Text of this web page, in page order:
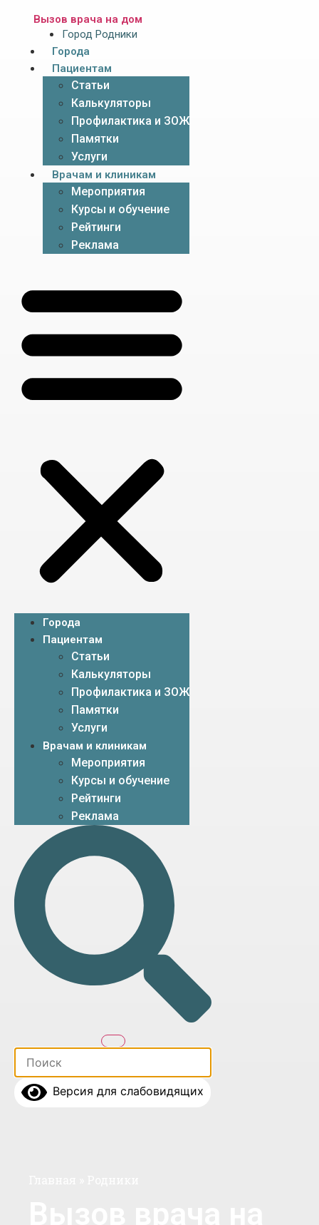
Вызов врача на дом
Город Родники
Города
Пациентам
Статьи
Калькуляторы
Профилактика и ЗОЖ
Памятки
Услуги
Врачам и клиникам
Мероприятия
Курсы и обучение
Рейтинги
Реклама
Города
Пациентам
Статьи
Калькуляторы
Профилактика и ЗОЖ
Памятки
Услуги
Врачам и клиникам
Мероприятия
Курсы и обучение
Рейтинги
Реклама
Версия для слабовидящих